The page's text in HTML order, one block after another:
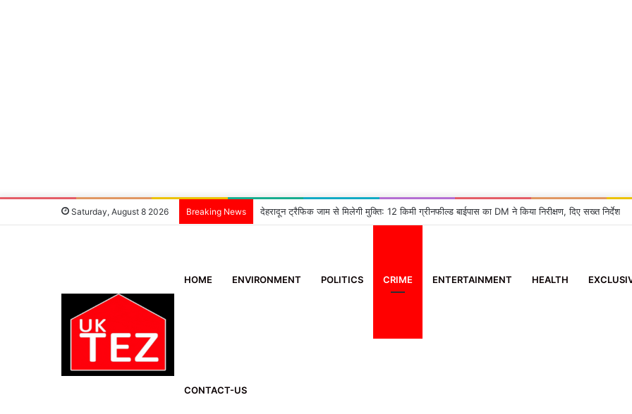
Saturday, August 8 2026 Breaking News देहरादून ट्रैफिक जाम से मिलेगी मुक्ति: 12 किमी ग्रीनफील्ड बाईपास का DM ने किया निरीक्षण, दिए सख्त निर्देश
HOME ENVIRONMENT POLITICS CRIME ENTERTAINMENT HEALTH
CONTACT-US